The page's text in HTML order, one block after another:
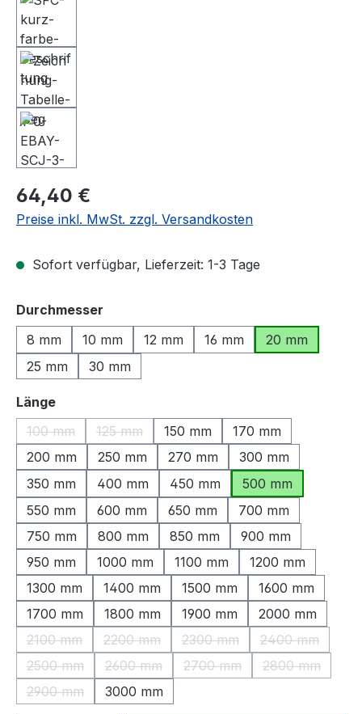
Regulärer Preis:
64,40 €
Preise inkl. MwSt. zzgl. Versandkosten
Sofort verfügbar, Lieferzeit: 1-3 Tage
Durchmesser
8 mm
10 mm 12 mm 16 mm
20 mm
25 mm
30 mm
Längeauswählen
100 mm
(Diese Option ist zurzeit nicht verfügbar.)
125 mm
(Diese Option ist zurzeit nicht verfügbar.)
150 mm
170 mm
200 mm
250 mm 270 mm
300 mm
350 mm
400 mm 450 mm
500 mm
550 mm
600 mm 650 mm
700 mm
750 mm
800 mm 850 mm
900 mm
950 mm
1000 mm 1100 mm
1200 mm
1300 mm
1400 mm 1500 mm
1600 mm
1700 mm
1800 mm 1900 mm
2000 mm
2100 mm
(Diese Option ist zurzeit nicht verfügbar.)
2200 mm
(Diese Option ist zurzeit nicht verfügbar.)
2300 mm
(Diese Option ist zurzeit
2400 mm
(Diese
2500 mm
(Diese Option ist zurzeit nicht verfügbar.)
2600 mm
(Diese Option ist zurzeit nicht verfügbar.)
2700 mm
(Diese Option ist zurzeit
2800 mm
(Diese
2900 mm
(Diese Option ist zurzeit nicht verfügbar.)
3000 mm